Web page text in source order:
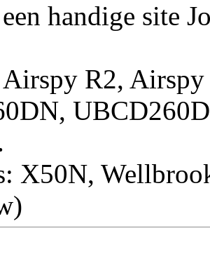
handige site
R2,
X50N,